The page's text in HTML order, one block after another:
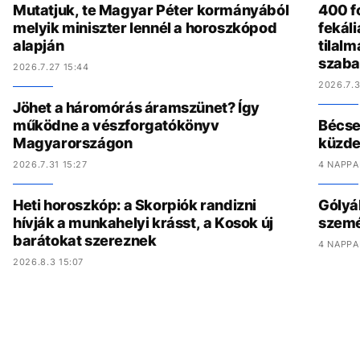
Mutatjuk, te Magyar Péter kormányából
melyik miniszter lennél a horoszkópod
alapján
2026.7.27 15:44
Jöhet a háromórás áramszünet? Így
működne a vészforgatókönyv
Magyarországon
2026.7.31 15:27
Heti horoszkóp: a Skorpiók randizni
hívják a munkahelyi krásst, a Kosok új
barátokat szereznek
2026.8.3 15:07
400
4
4